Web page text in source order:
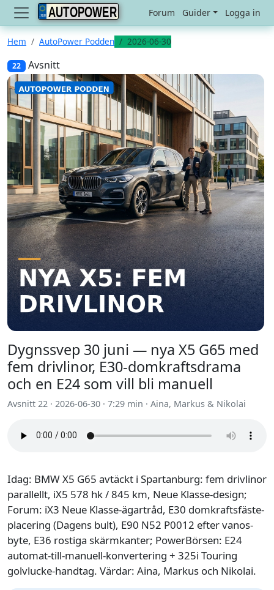
AUTOPOWER Forum Guider Logga in
Hem AutoPower Podden 2026-06-30
22 Avsnitt
Dygnssvep 30 juni — nya X5 G65 med
fem drivlinor, E30-domkraftsdrama
och en E24 som vill bli manuell
Avsnitt 22 · 2026-06-30 · 7:29 min · Aina, Markus & Nikolai
Idag: BMW X5 G65 avtäckt i Spartanburg: fem drivlinor
parallellt, iX5 578 hk / 845 km, Neue Klasse-design;
Forum: iX3 Neue Klasse-ägartråd, E30 domkraftsfäste-
placering (Dagens bult), E90 N52 P0012 efter vanos-
byte, E36 rostiga skärmkanter; PowerBörsen: E24
automat-till-manuell-konvertering + 325i Touring
golvlucke-handtag. Värdar: Aina, Markus och Nikolai.